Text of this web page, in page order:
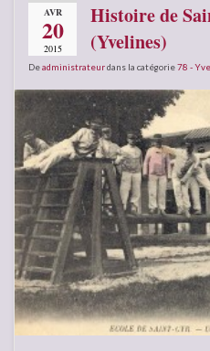
AVR
20
2015
Histoire de
(Yvelines)
Deadministrateurdans la catégorie78 -